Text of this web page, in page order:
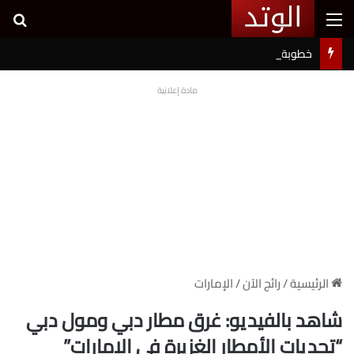
القائمة
مادة إعلانية
الرئيسية/رائج الآن/الإمارات
شاهد بالفيديو: غرق مطار دبي ومول دبي
“تحديات الأمطار الغزيرة في الإمارات”